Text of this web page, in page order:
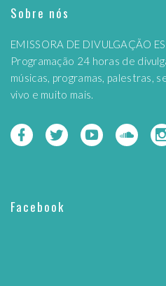
Sobre nós
EMISSORA DE DIVULGAÇÃO
Programação 24 horas de
músicas, programas, palestras,
vivo e muito mais.
Facebook